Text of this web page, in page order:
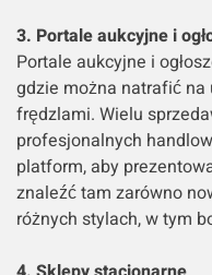
3. Portale aukcyjne i
Portale aukcyjne i
gdzie można natrafić
frędzlami. Wielu
profesjonalnych
platform, aby
znaleźć tam zarówno
różnych stylach, w tym